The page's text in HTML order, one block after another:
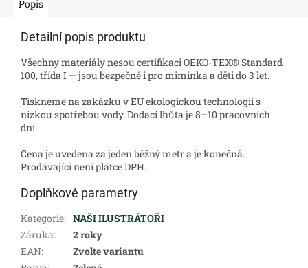
Popis
Detailní popis produktu
Všechny materiály nesou certifikaci OEKO-TEX® Standard
100, třída I — jsou bezpečné i pro miminka a děti do 3 let.
Tiskneme na zakázku v EU ekologickou technologií s
nízkou spotřebou vody. Dodací lhůta je 8–10 pracovních
dní.
Cena je uvedena za jeden běžný metr a je konečná.
Prodávající není plátce DPH.
Doplňkové parametry
Kategorie: NAŠI ILUSTRÁTOŘI
Záruka:
2 roky
EAN:
Zvolte variantu